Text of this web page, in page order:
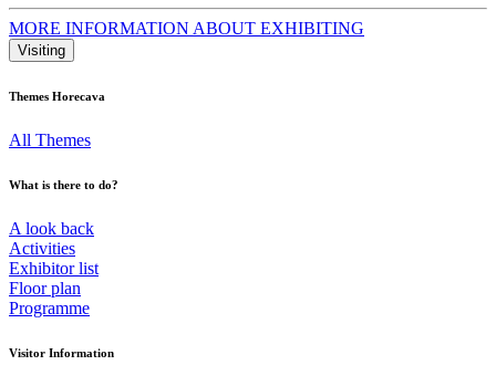
MORE INFORMATION ABOUT EXHIBITING
Visiting
Themes Horecava
All Themes
What is there to do?
A look back
Activities
Exhibitor list
Floor plan
Programme
Visitor Information